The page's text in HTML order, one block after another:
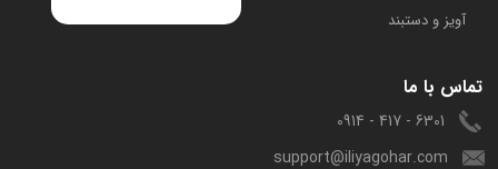
آویز و دستبند
تماس با ما
6301 - 417 - 0914
support@iliyagohar.com